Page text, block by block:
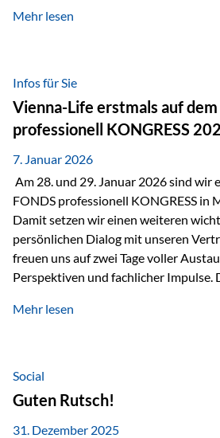
werden häufig kritisch betrachtet. Sie
Beide Ansätze haben ihre
entfalten sie oft gerade in Kombination. ETFs: Effizient,
gestreut und klar strukturiert…
Mehr lesen
Infos für Sie
Vienna-Life erstmals auf dem
professionell KONGRESS
7. Januar 2026
Am 28. und 29. Januar 2026 sind wir
FONDS professionell KONGRESS in
Damit setzen wir einen weiteren
persönlichen Dialog mit unseren
freuen uns auf zwei Tage voller
Perspektiven und fachlicher Impulse.
Branchentreffen für Finanz- und
Vermögensstrukturierung und
gemeinsam zu diskutieren. Persönlich
beiden Kongresstagen stehen Ihnen
Fichtenbauer, Dirk…
Mehr lesen
Social
Guten Rutsch!
31. Dezember 2025